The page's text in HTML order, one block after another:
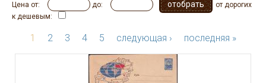
Цена от: до:
от дорогих
к дешевым:
1 2 3 4 5 следующая › последняя »